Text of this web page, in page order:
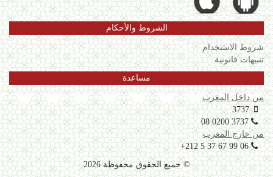
الشروط والأحكام
شروط الاستخدام
تنبيهات قانونية
مساعدة
من داخل المغرب
3737
08 0200 3737
من خارج المغرب
+212 5 37 67 99 06
© جميع الحقوق محفوظة 2026